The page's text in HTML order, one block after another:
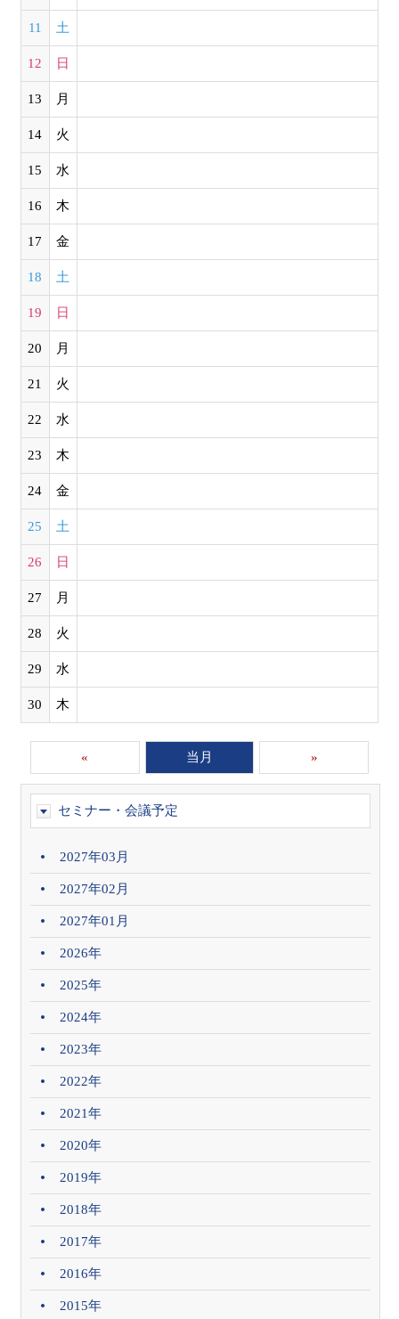
11 土
12 日
13 月
14 火
15 水
16 木
17 金
18 土
19 日
20 月
21 火
22 水
23 木
24 金
25 土
26 日
27 月
28 火
29 水
30 木
« 当月 »
セミナー・会議予定
2027年03月
2027年02月
2027年01月
2026年
2025年
2024年
2023年
2022年
2021年
2020年
2019年
2018年
2017年
2016年
2015年